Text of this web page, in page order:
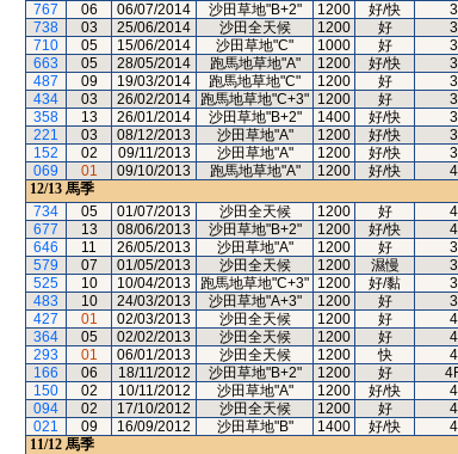
767
06 06/07/2014 沙田草地"B+2" 1200 好/快 3
738
03 25/06/2014 沙田全天候 1200 好 3
710
05 15/06/2014 沙田草地"C" 1000 好 3
663
05 28/05/2014 跑馬地草地"A" 1200 好/快 3
487
09 19/03/2014 跑馬地草地"C" 1200 好 3
434
03 26/02/2014 跑馬地草地"C+3" 1200 好 3
358
13 26/01/2014 沙田草地"B+2" 1400 好/快 3
221
03 08/12/2013 沙田草地"A" 1200 好/快 3
152
02 09/11/2013 沙田草地"A" 1200 好/快 3
069
01 09/10/2013 跑馬地草地"A" 1200 好/快 4
12/13 馬季
734
05 01/07/2013 沙田全天候 1200 好 4
677
13 08/06/2013 沙田草地"B+2" 1200 好/快 4
646
11 26/05/2013 沙田草地"A" 1200 好 3
579
07 01/05/2013 沙田全天候 1200 濕慢 3
525
10 10/04/2013 跑馬地草地"C+3" 1200 好/黏 3
483
10 24/03/2013 沙田草地"A+3" 1200 好 3
427
01 02/03/2013 沙田全天候 1200 好 4
364
05 02/02/2013 沙田全天候 1200 好 4
293
01 06/01/2013 沙田全天候 1200 快 4
166
06 18/11/2012 沙田草地"B+2" 1200 好
150
02 10/11/2012 沙田草地"A" 1200 好/快 4
094
02 17/10/2012 沙田全天候 1200 好 4
021
09 16/09/2012 沙田草地"B" 1400 好/快 4
11/12 馬季